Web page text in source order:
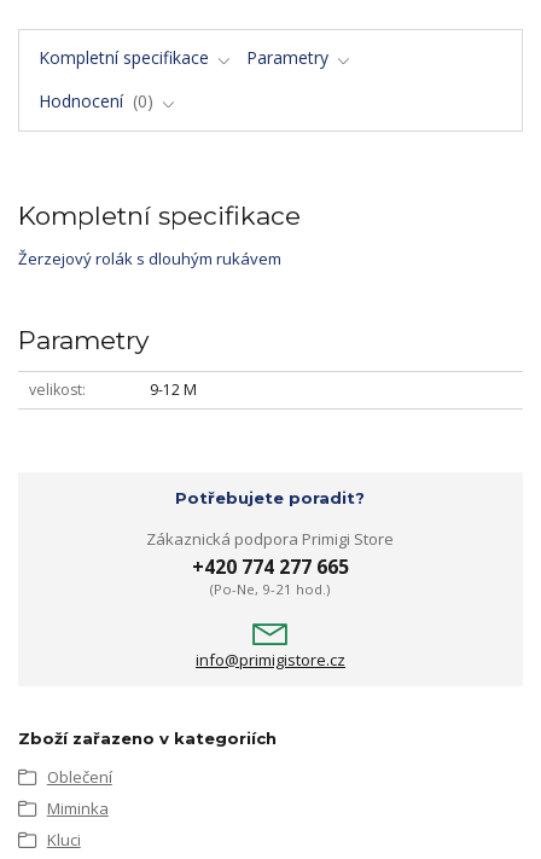
Kompletní specifikace
Parametry
Hodnocení
0
Kompletní specifikace
Žerzejový rolák s dlouhým rukávem
Parametry
velikost 9-12 M
Potřebujete poradit?
Zákaznická podpora Primigi Store
+420 774 277 665
(Po-Ne, 9-21 hod.)
info@primigistore.cz
Zboží zařazeno v kategoriích
Oblečení
Miminka
Kluci